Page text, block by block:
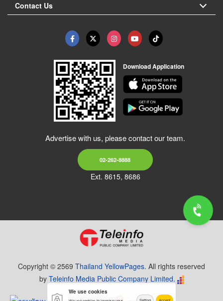
Contact Us
Download Application
Advertise with us, please contact our team.
02-262-8888
Ext. 8615, 8686
Copyright © 2569 Thailand YellowPages. All rights reserved
by Teleinfo Media Public Company Limited.
We use cookies